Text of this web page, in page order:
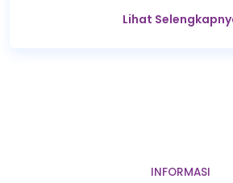
Lihat
INFORMASI